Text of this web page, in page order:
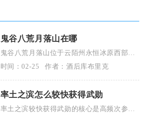
鬼谷八荒月落山在哪
鬼谷八荒月落山位于云陌州永恒冰原西部，
是游戏中获取陆吾神魂的专属场景，也是元
婴突破化神的关
时间：02-25 作者：酒后库布里克
率土之滨怎么较快获得武勋
率土之滨较快获得武勋的核心是高频次参与